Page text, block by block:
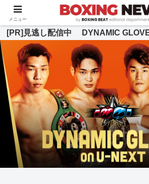
BOXING BEAT [ボクシング・ビート]
[PR]見逃し配信中 DYNAMIC
メニュー